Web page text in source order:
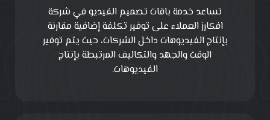
تساعد خدمة باقات تصميم الفيديو في شركة
افكارز العملاء على توفير تكلفة إضافية مقارنة
بإنتاج الفيديوهات داخل الشركات، حيث يتم توفير
الوقت والجهد والتكاليف المرتبطة بإنتاج
الفيديوهات.